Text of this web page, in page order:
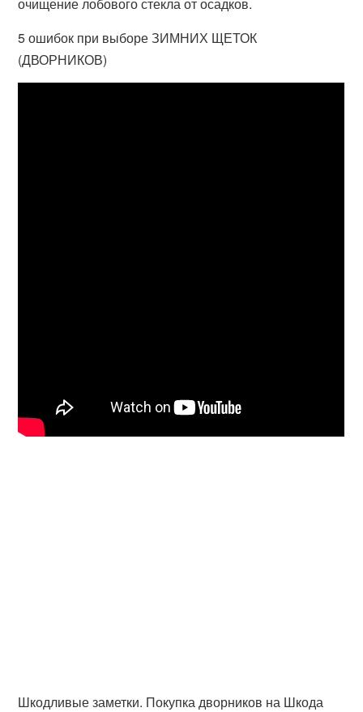
5 ошибок при выборе ЗИМНИХ ЩЕТОК
(ДВОРНИКОВ)
Шкодливые заметки. Покупка дворников на Шкода